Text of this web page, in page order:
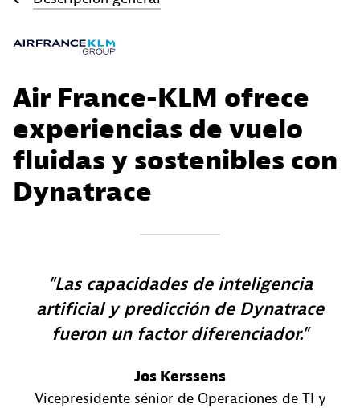
Air France-KLM ofrece
experiencias de vuelo
fluidas y sostenibles con
Dynatrace
Las capacidades de inteligencia
artificial y predicción de Dynatrace
fueron un factor diferenciador.
Jos Kerssens
Vicepresidente sénior de Operaciones de TI y